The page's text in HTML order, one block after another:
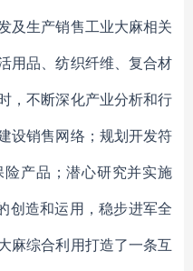
及生产销售工业大麻相关
用品、纺织纤维、复合材
，不断深化产业分析和行
设销售网络；规划开发符
产品；潜心研究并实施
创造和运用，稳步进军全
麻综合利用打造了一条互